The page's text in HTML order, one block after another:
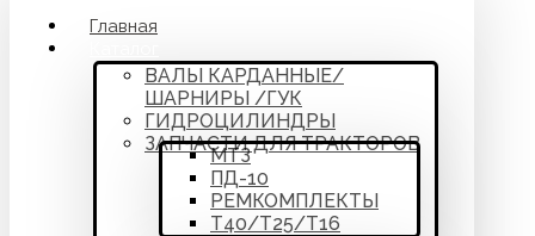
Главная
ВАЛЫ КАРДАННЫЕ/
ШАРНИРЫ /ГУК
ГИДРОЦИЛИНДРЫ
ЗАПЧАСТИ ДЛЯ ТРАКТОРОВ
МТЗ
ПД-10
РЕМКОМПЛЕКТЫ
Т40/Т25/Т16